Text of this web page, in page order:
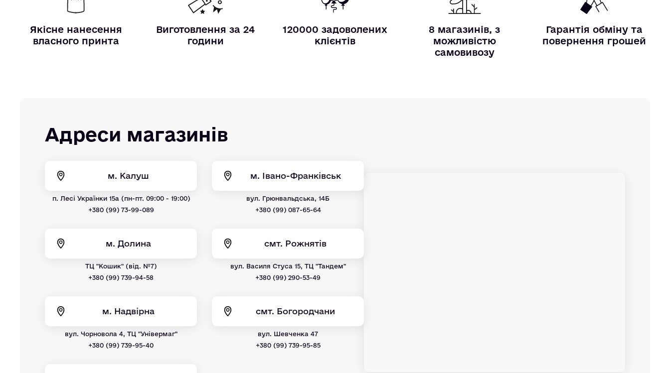
Якісне нанесення
власного принта
Виготовлення за 24
години
120000 задоволених
клієнтів
8 магазинів, з
можливістю
самовивозу
Гарантія обміну та
повернення грошей
Адреси магазинів
м. Калуш
п. Лесі Українки 15а (пн-пт. 09:00 - 19:00)
+380 (99) 73-99-089
м. Івано-Франківськ
вул. Грюнвальдська, 14Б
+380 (99) 087-65-64
м. Долина
ТЦ "Кошик" (від. №7)
+380 (99) 739-94-58
смт. Рожнятів
вул. Василя Стуса 15, ТЦ "Тандем"
+380 (99) 290-53-49
м. Надвірна
вул. Чорновола 4, ТЦ "Універмаг"
+380 (99) 739-95-40
смт. Богородчани
вул. Шевченка 47
+380 (99) 739-95-85